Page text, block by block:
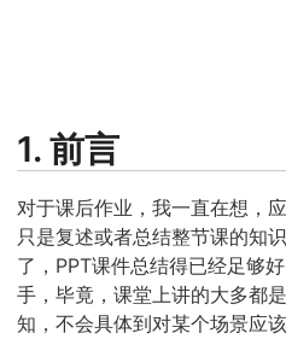
1. 前言
对于课后作业，我一直在想，
只是复述或者总结整节课的知
了，PPT课件总结得已经足够
手，毕竟，课堂上讲的大多都
知，不会具体到对某个场景应